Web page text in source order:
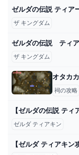
ザ キングダム
ザ キングダム
オタカ
祠の攻略
ゼルダ ティアキン